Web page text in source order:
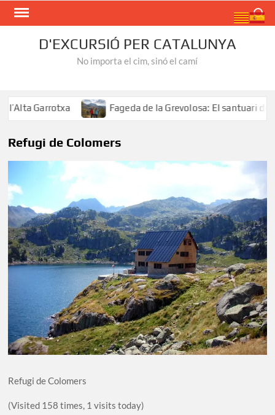
Skip
D'EXCURSIÓ PER CATALUNYA
No importa el cim, sinó el camí
Garrotxa Fageda de la Grevolosa: El santuari dels
Refugi de Colomers
Refugi de Colomers
(Visited 158 times, 1 visits today)